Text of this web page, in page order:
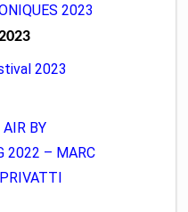
2023
2023
BY
2022 – MARC